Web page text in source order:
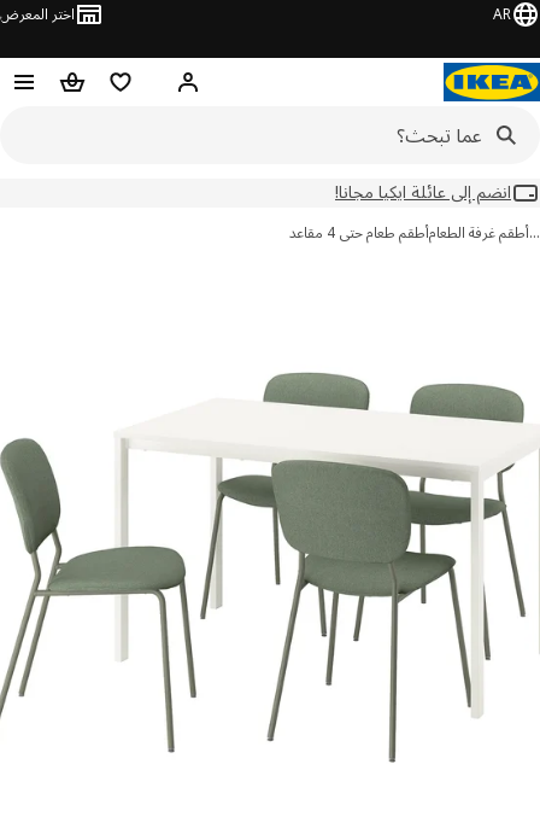
AR اختر المعرض
مرحبًا! سجل الدخول
قائمة المفضلةسلة التسوق
انضم إلى عائلة ايكيا مجانا!
غرفة الطعامأطقم طعام حتى 4 مقاعد